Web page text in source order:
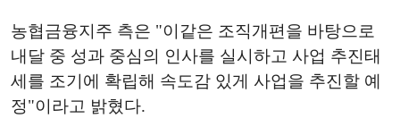
농협금융지주 측은 "이같은 조직개편을 바탕으로
내달 중 성과 중심의 인사를 실시하고 사업 추진태
세를 조기에 확립해 속도감 있게 사업을 추진할 예
정"이라고 밝혔다.